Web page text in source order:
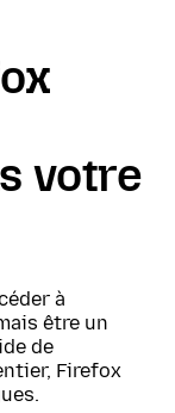
votre
à
être un
de
Firefox